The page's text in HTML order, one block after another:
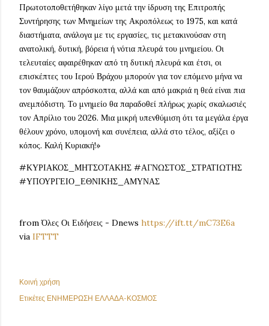
Πρωτοτοποθετήθηκαν λίγο μετά την ίδρυση της Επιτροπής
Συντήρησης των Μνημείων της Ακροπόλεως το 1975, και κατά
διαστήματα, ανάλογα με τις εργασίες, τις μετακινούσαν στη
ανατολική, δυτική, βόρεια ή νότια πλευρά του μνημείου. Οι
τελευταίες αφαιρέθηκαν από τη δυτική πλευρά και έτσι, οι
επισκέπτες του Ιερού Βράχου μπορούν για τον επόμενο μήνα να
τον θαυμάζουν απρόσκοπτα, αλλά και από μακριά η θεά είναι πια
ανεμπόδιστη. Το μνημείο θα παραδοθεί πλήρως χωρίς σκαλωσιές
τον Απρίλιο του 2026. Μια μικρή υπενθύμιση ότι τα μεγάλα έργα
θέλουν χρόνο, υπομονή και συνέπεια, αλλά στο τέλος, αξίζει ο
κόπος. Καλή Κυριακή!»
#ΚΥΡΙΑΚΟΣ_ΜΗΤΣΟΤΑΚΗΣ #ΑΓΝΩΣΤΟΣ_ΣΤΡΑΤΙΩΤΗΣ
#ΥΠΟΥΡΓΕΙΟ_ΕΘΝΙΚΗΣ_ΑΜΥΝΑΣ
from Όλες Οι Ειδήσεις - Dnews https://ift.tt/mC73E6a
via IFTTT
Κοινή χρήση
Ετικέτες ΕΝΗΜΕΡΩΣΗ ΕΛΛΑΔΑ-ΚΟΣΜΟΣ